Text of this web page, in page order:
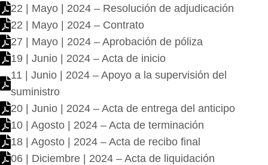
22 | Mayo | 2024 – Resolución de adjudicación
22 | Mayo | 2024 – Contrato
27 | Mayo | 2024 – Aprobación de póliza
19 | Junio | 2024 – Acta de inicio
11 | Junio | 2024 – Apoyo a la supervisión del
suministro
20 | Junio | 2024 – Acta de entrega del anticipo
10 | Agosto | 2024 – Acta de terminación
18 | Agosto | 2024 – Acta de recibo final
06 | Diciembre | 2024 – Acta de liquidación